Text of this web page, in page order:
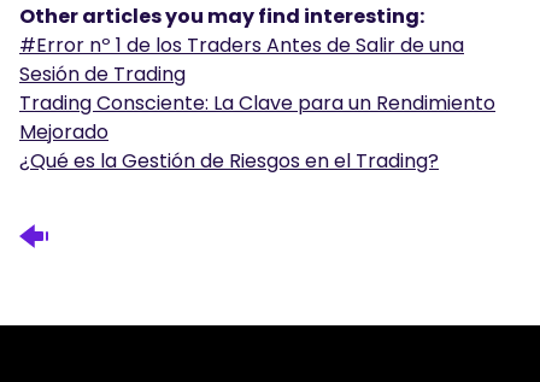
Other articles you may find interesting:
#Error nº 1 de los Traders Antes de Salir de una
Sesión de Trading
Trading Consciente: La Clave para un Rendimiento
Mejorado
¿Qué es la Gestión de Riesgos en el Trading?